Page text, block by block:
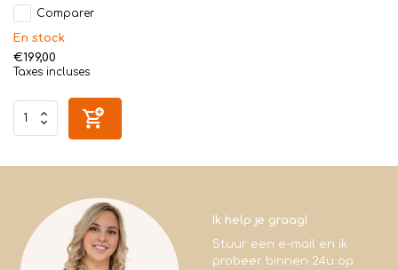
Comparer
En stock
€199,00
Taxes incluses
Ik help je graag!
Stuur een e-mail en ik
probeer binnen 24u op